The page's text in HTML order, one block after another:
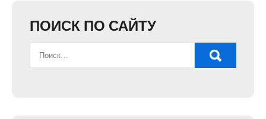
ПОИСК ПО САЙТУ